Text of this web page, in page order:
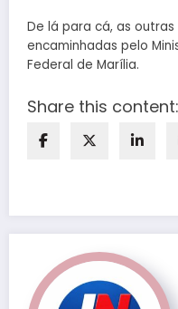
De lá para cá, as
encaminhadas pelo
Federal de Marília.
Share this content: